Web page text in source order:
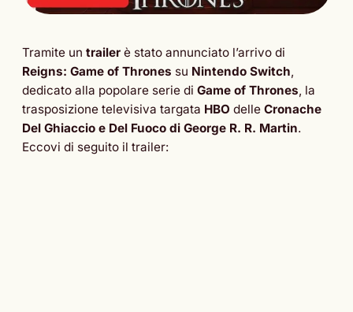
Tramite un trailer è stato annunciato l’arrivo di
Reigns: Game of Thrones su Nintendo Switch,
dedicato alla popolare serie di Game of Thrones, la
trasposizione televisiva targata HBO delle Cronache
Del Ghiaccio e Del Fuoco di George R. R. Martin.
Eccovi di seguito il trailer: